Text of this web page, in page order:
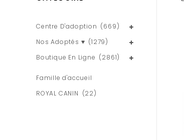
Centre D'adoption (669)
Nos Adoptés ♥ (1279)
Boutique En Ligne (2861)
Famille d'accueil
ROYAL CANIN (22)